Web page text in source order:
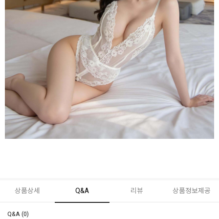
상품상세 Q&A 리뷰 상품정보제공
Q&A (0)